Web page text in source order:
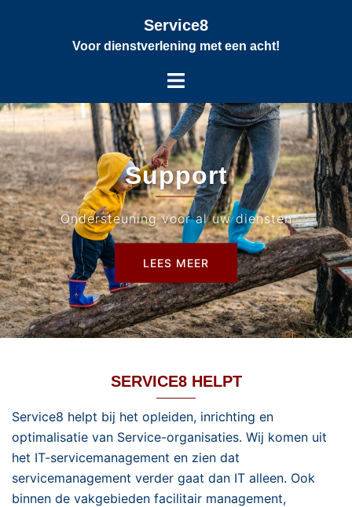
Service8
Voor dienstverlening met een acht!
Support
Ondersteuning voor al uw diensten
LEES MEER
SERVICE8 HELPT
Service8 helpt bij het opleiden, inrichting en
optimalisatie van Service-organisaties. Wij komen uit
het IT-servicemanagement en zien dat
servicemanagement verder gaat dan IT alleen. Ook
binnen de vakgebieden facilitair management,